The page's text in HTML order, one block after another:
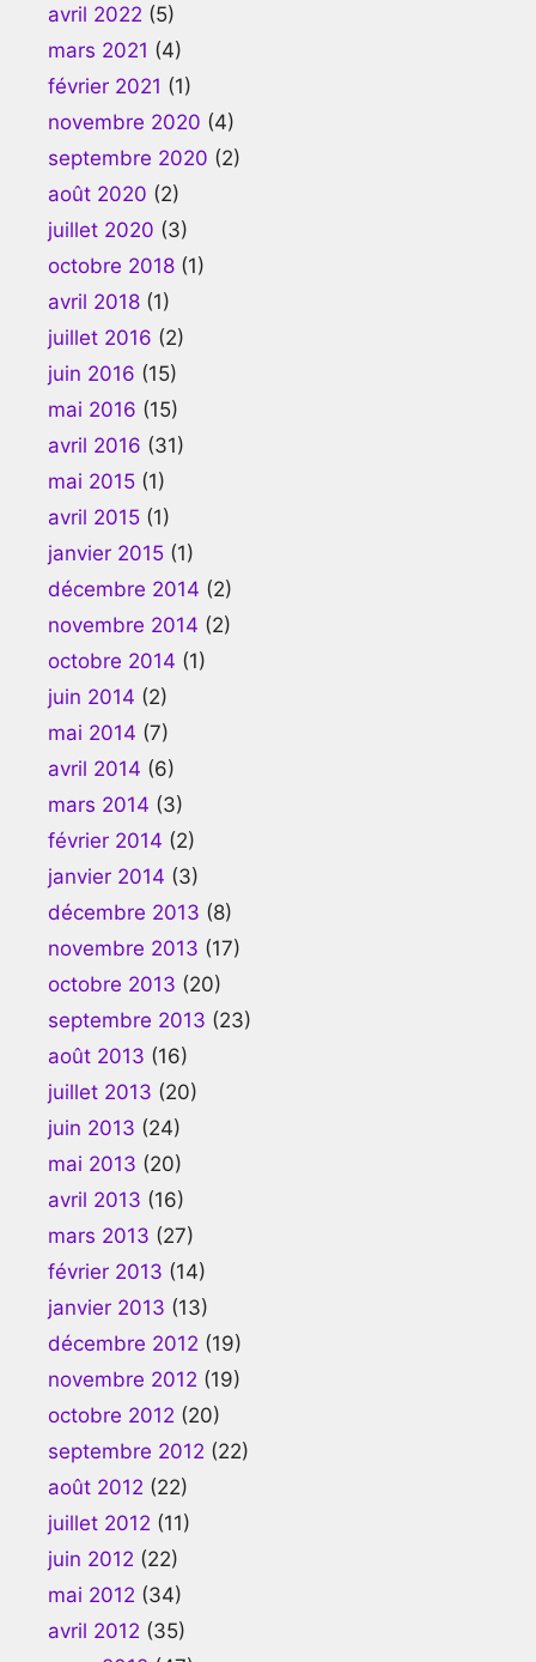
avril 2022 (5)
mars 2021 (4)
février 2021 (1)
novembre 2020 (4)
septembre 2020 (2)
août 2020 (2)
juillet 2020 (3)
octobre 2018 (1)
avril 2018 (1)
juillet 2016 (2)
juin 2016 (15)
mai 2016 (15)
avril 2016 (31)
mai 2015 (1)
avril 2015 (1)
janvier 2015 (1)
décembre 2014 (2)
novembre 2014 (2)
octobre 2014 (1)
juin 2014 (2)
mai 2014 (7)
avril 2014 (6)
mars 2014 (3)
février 2014 (2)
janvier 2014 (3)
décembre 2013 (8)
novembre 2013 (17)
octobre 2013 (20)
septembre 2013 (23)
août 2013 (16)
juillet 2013 (20)
juin 2013 (24)
mai 2013 (20)
avril 2013 (16)
mars 2013 (27)
février 2013 (14)
janvier 2013 (13)
décembre 2012 (19)
novembre 2012 (19)
octobre 2012 (20)
septembre 2012 (22)
août 2012 (22)
juillet 2012 (11)
juin 2012 (22)
mai 2012 (34)
avril 2012 (35)